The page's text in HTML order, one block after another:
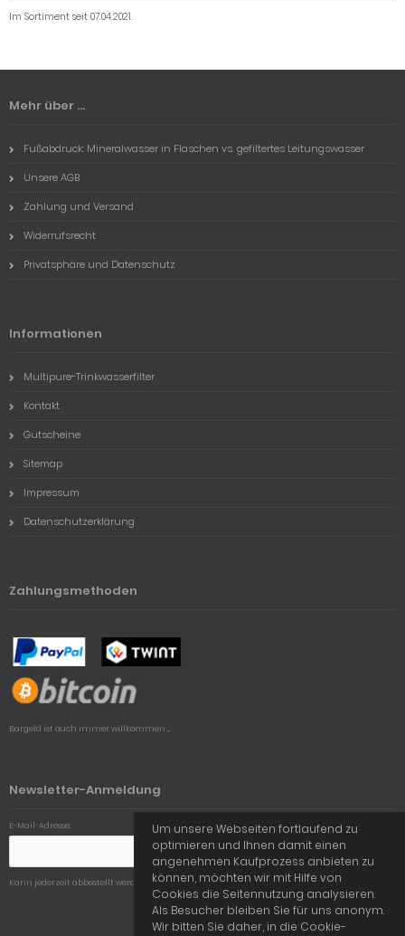
Im Sortiment seit 07.04.2021.
Mehr über ...
Fußabdruck: Mineralwasser in Flaschen vs. gefiltertes Leitungswasser
Unsere AGB
Zahlung und Versand
Widerrufsrecht
Privatsphäre und Datenschutz
Informationen
Multipure-Trinkwasserfilter
Kontakt
Gutscheine
Sitemap
Impressum
Datenschutzerklärung
Zahlungsmethoden
Bargeld ist auch immer willkommen ...
Newsletter-Anmeldung
E-Mail-Adresse:
Kann jederzeit abbestellt werden.
Um unsere Webseiten fortlaufend zu
optimieren und Ihnen damit einen
angenehmen Kaufprozess anbieten zu
können, möchten wir mit Hilfe von
Cookies die Seitennutzung analysieren.
Als Besucher bleiben Sie für uns anonym.
Wir bitten Sie daher, in die Cookie-